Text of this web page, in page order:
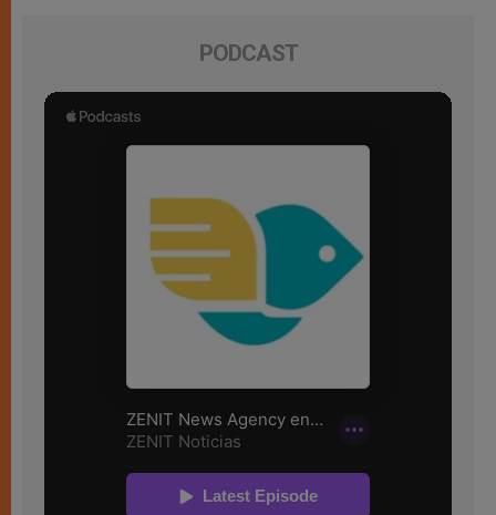
PODCAST